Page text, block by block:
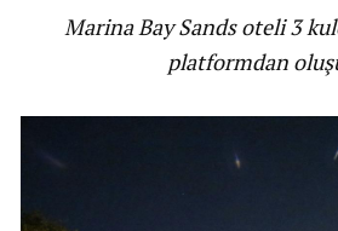
Marina Bay Sands oteli 3
platformdan